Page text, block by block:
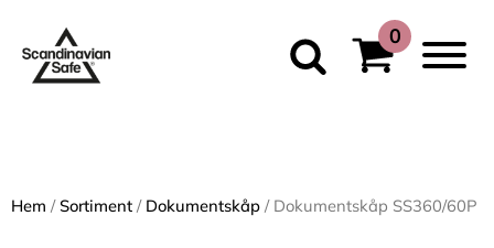
Hem /Sortiment / Dokumentskåp / Dokumentskåp SS360/60P